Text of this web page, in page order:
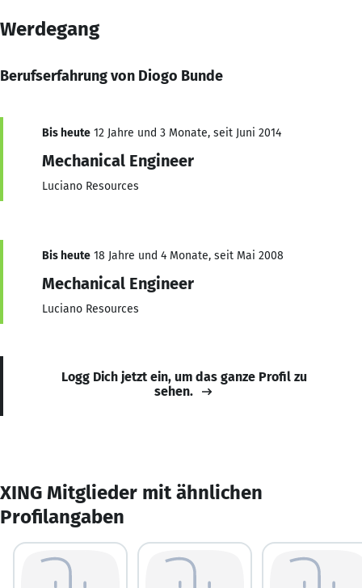
Werdegang
Berufserfahrung von Diogo Bunde
Bis heute 12 Jahre und 3 Monate, seit Juni 2014
Mechanical Engineer
Luciano Resources
Bis heute 18 Jahre und 4 Monate, seit Mai 2008
Mechanical Engineer
Luciano Resources
Logg Dich jetzt ein, um das ganze Profil zu
sehen.
XING Mitglieder mit ähnlichen
Profilangaben